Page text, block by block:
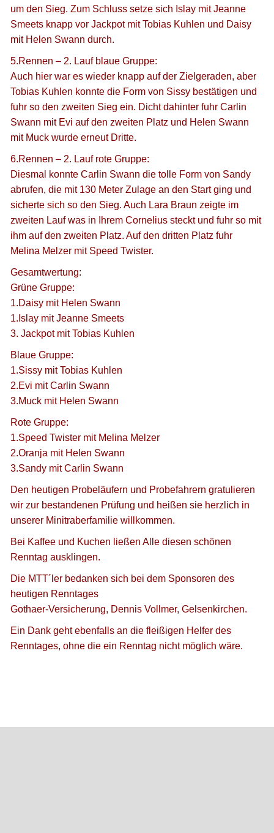
um den Sieg. Zum Schluss setze sich Islay mit Jeanne
Smeets knapp vor Jackpot mit Tobias Kuhlen und Daisy
mit Helen Swann durch.
5.Rennen – 2. Lauf blaue Gruppe:
Auch hier war es wieder knapp auf der Zielgeraden, aber
Tobias Kuhlen konnte die Form von Sissy bestätigen und
fuhr so den zweiten Sieg ein. Dicht dahinter fuhr Carlin
Swann mit Evi auf den zweiten Platz und Helen Swann
mit Muck wurde erneut Dritte.
6.Rennen – 2. Lauf rote Gruppe:
Diesmal konnte Carlin Swann die tolle Form von Sandy
abrufen, die mit 130 Meter Zulage an den Start ging und
sicherte sich so den Sieg. Auch Lara Braun zeigte im
zweiten Lauf was in Ihrem Cornelius steckt und fuhr so mit
ihm auf den zweiten Platz. Auf den dritten Platz fuhr
Melina Melzer mit Speed Twister.
Gesamtwertung:
Grüne Gruppe:
1.Daisy mit Helen Swann
1.Islay mit Jeanne Smeets
3. Jackpot mit Tobias Kuhlen
Blaue Gruppe:
1.Sissy mit Tobias Kuhlen
2.Evi mit Carlin Swann
3.Muck mit Helen Swann
Rote Gruppe:
1.Speed Twister mit Melina Melzer
2.Oranja mit Helen Swann
3.Sandy mit Carlin Swann
Den heutigen Probeläufern und Probefahrern gratulieren
wir zur bestandenen Prüfung und heißen sie herzlich in
unserer Minitraberfamilie willkommen.
Bei Kaffee und Kuchen ließen Alle diesen schönen
Renntag ausklingen.
Die MTT´ler bedanken sich bei dem Sponsoren des
heutigen Renntages
Gothaer-Versicherung, Dennis Vollmer, Gelsenkirchen.
Ein Dank geht ebenfalls an die fleißigen Helfer des
Renntages, ohne die ein Renntag nicht möglich wäre.